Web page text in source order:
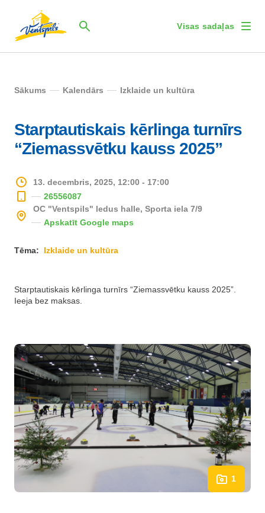
Visas sadaļas
Sākums Kalendārs Izklaide un kultūra
Starptautiskais kērlinga turnīrs
“Ziemassvētku kauss 2025”
13. decembris, 2025, 12:00 - 17:00
26556087
OC "Ventspils" ledus halle, Sporta iela 7/9
Apskatīt Google maps
Tēma: Izklaide un kultūra
Starptautiskais kērlinga turnīrs “Ziemassvētku kauss 2025”.
Ieeja bez maksas.
1